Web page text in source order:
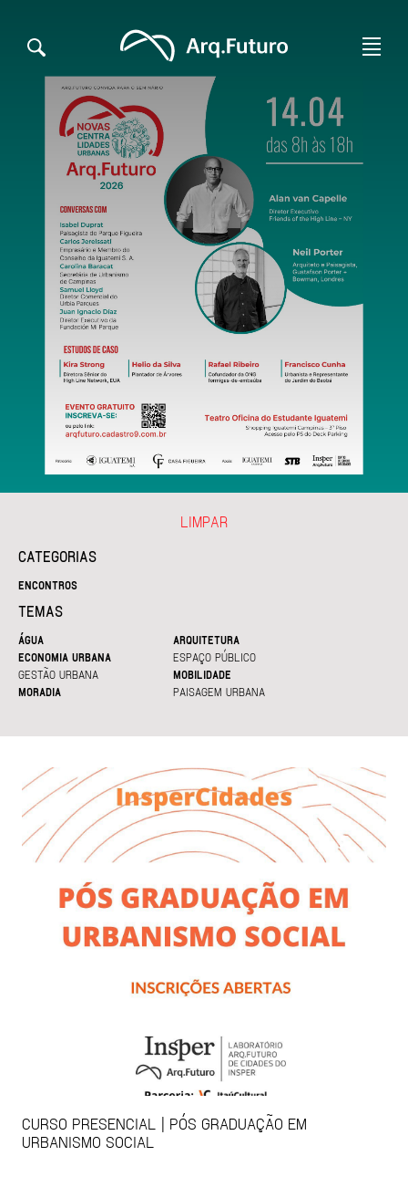
CATEGORIAS
ENCONTROS
TEMAS
ÁGUA
ARQUITETURA
ECONOMIA URBANA
ESPAÇO PÚBLICO
GESTÃO URBANA
MOBILIDADE
MORADIA
PAISAGEM URBANA
LIMPAR
CURSO PRESENCIAL | PÓS GRADUAÇÃO EM
URBANISMO SOCIAL